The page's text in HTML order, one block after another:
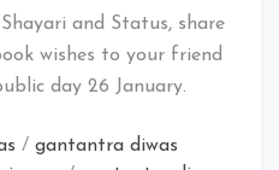
and Status, share
wishes to your friend
day 26 January.
/ gantantra diwas